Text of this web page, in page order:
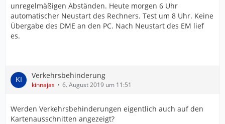
unregelmäßigen Abständen. Heute morgen 6 Uhr
automatischer Neustart des Rechners. Test um 8 Uhr. Keine
Übergabe des DME an den PC. Nach Neustart des EM lief
es.
Verkehrsbehinderung
kinnajas 6. August 2019 um 11:51
Werden Verkehrsbehinderungen eigentlich auch auf den
Kartenausschnitten angezeigt?